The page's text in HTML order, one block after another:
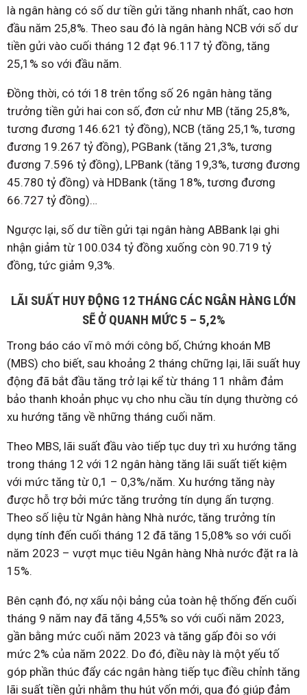
là ngân hàng có số dư tiền gửi tăng nhanh nhất, cao hơn
đầu năm 25,8%. Theo sau đó là ngân hàng NCB với số dư
tiền gửi vào cuối tháng 12 đạt 96.117 tỷ đồng, tăng
25,1% so với đầu năm.
Đồng thời, có tới 18 trên tổng số 26 ngân hàng tăng
trưởng tiền gửi hai con số, đơn cử như MB (tăng 25,8%,
tương đương 146.621 tỷ đồng), NCB (tăng 25,1%, tương
đương 19.267 tỷ đồng), PGBank (tăng 21,3%, tương
đương 7.596 tỷ đồng), LPBank (tăng 19,3%, tương đương
45.780 tỷ đồng) và HDBank (tăng 18%, tương đương
66.727 tỷ đồng)…
Ngược lại, số dư tiền gửi tại ngân hàng ABBank lại ghi
nhận giảm từ 100.034 tỷ đồng xuống còn 90.719 tỷ
đồng, tức giảm 9,3%.
LÃI SUẤT HUY ĐỘNG 12 THÁNG CÁC NGÂN HÀNG LỚN
SẼ Ở QUANH MỨC 5 – 5,2%
Trong báo cáo vĩ mô mới công bố, Chứng khoán MB
(MBS) cho biết, sau khoảng 2 tháng chững lại, lãi suất huy
động đã bắt đầu tăng trở lại kể từ tháng 11 nhằm đảm
bảo thanh khoản phục vụ cho nhu cầu tín dụng thường có
xu hướng tăng về những tháng cuối năm.
Theo MBS, lãi suất đầu vào tiếp tục duy trì xu hướng tăng
trong tháng 12 với 12 ngân hàng tăng lãi suất tiết kiệm
với mức tăng từ 0,1 – 0,3%/năm. Xu hướng tăng này
được hỗ trợ bởi mức tăng trưởng tín dụng ấn tượng.
Theo số liệu từ Ngân hàng Nhà nước, tăng trưởng tín
dụng tính đến cuối tháng 12 đã tăng 15,08% so với cuối
năm 2023 – vượt mục tiêu Ngân hàng Nhà nước đặt ra là
15%.
Bên cạnh đó, nợ xấu nội bảng của toàn hệ thống đến cuối
tháng 9 năm nay đã tăng 4,55% so với cuối năm 2023,
gần bằng mức cuối năm 2023 và tăng gấp đôi so với
mức 2% của năm 2022. Do đó, điều này là một yếu tố
góp phần thúc đẩy các ngân hàng tiếp tục điều chỉnh tăng
lãi suất tiền gửi nhằm thu hút vốn mới, qua đó giúp đảm